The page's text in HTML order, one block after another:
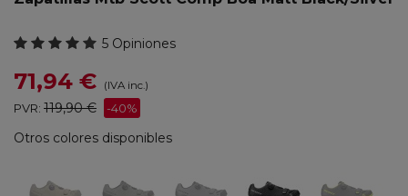
5 Opiniones
71,94 € (IVA inc.)
PVR: 119,90 € -40%
Otros colores disponibles